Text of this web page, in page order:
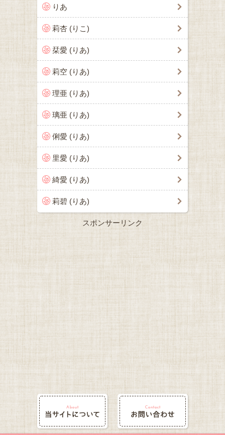
りあ
莉杏 (りこ)
栞愛 (りあ)
莉空 (りあ)
理亜 (りあ)
璃亜 (りあ)
俐愛 (りあ)
里愛 (りあ)
綺愛 (りあ)
莉碧 (りあ)
スポンサーリンク